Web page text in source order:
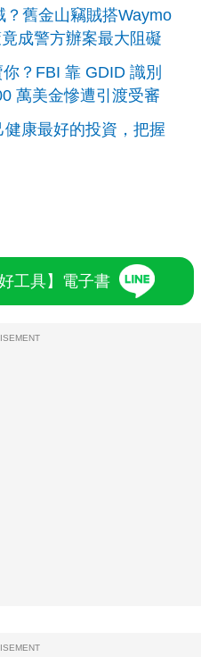
舊金山竊賊搭Waymo
成警方辦案最大阻礙
？FBI 靠 GDID 識別
萬美金慘遭引渡受審
康最好的投資，把握
工具】電子書